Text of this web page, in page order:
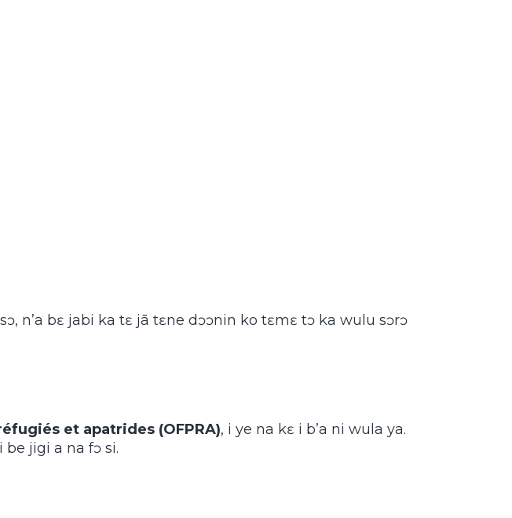
n’a bɛ jabi ka tɛ jā tɛne dɔɔnin ko tɛmɛ tɔ ka wulu sɔrɔ
et apatrides (OFPRA), i ye na kɛ i b’a ni wula ya.
be jigi a na fɔ si.